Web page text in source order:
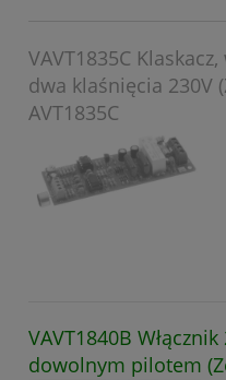
VAVT1835C
dwa klaśnięcia 230V
AVT1835C
VAVT1840B
dowolnym pilotem